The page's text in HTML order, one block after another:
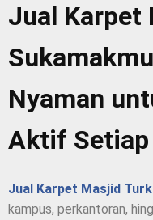
Jual Karpet
Nyaman
Aktif Setiap
Jual Karpet Masjid
kampus, perkantoran,